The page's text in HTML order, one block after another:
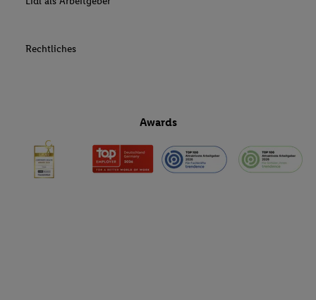
Rechtliches
Awards